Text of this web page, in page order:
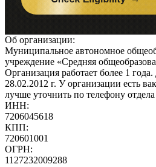
Об организации:
Муниципальное автономное
учреждение «Средняя
Организация работает более 1
28.02.2012 г. У организации есть
лучше уточнить по телефону
ИНН:
7206045618
КПП:
720601001
ОГРН:
1127232009288